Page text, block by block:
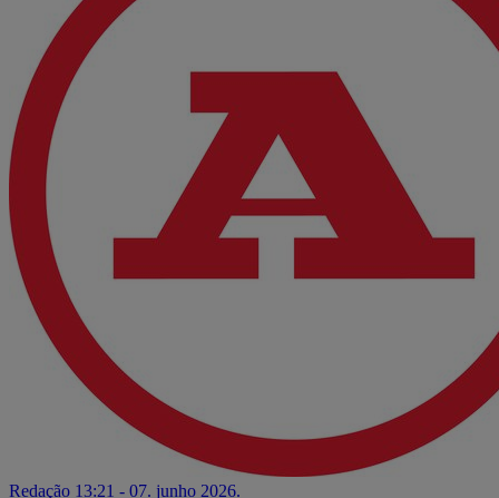
Redação 13:21 - 07. junho 2026.